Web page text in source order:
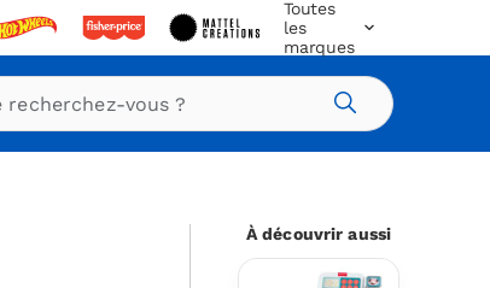
Toutes
les
marques
Rechercher
À découvrir aussi